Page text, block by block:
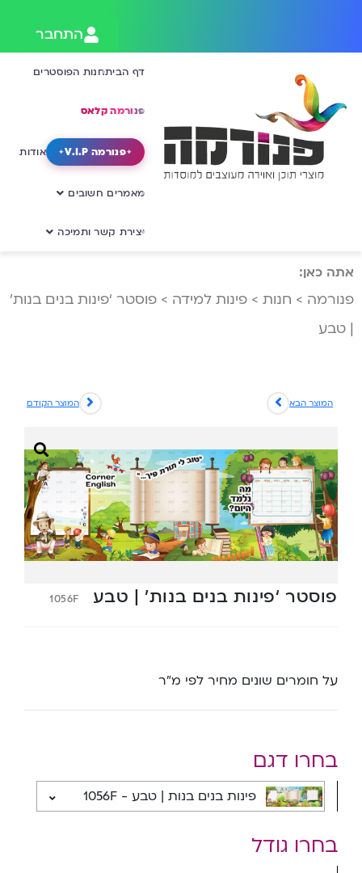
התחבר
דף הביתחנות הפוסטרים
פנורמה קלאס
פנורמה V.I.P אודות
מאמרים חשובים
יצירת קשר ותמיכה
אתה כאן:
פנורמה > חנות > פינות למידה > פוסטר ‘פינות בנים בנות’
| טבע
המוצר הקודם המוצר הבא
פוסטר ‘פינות בנים בנות’ | טבע 1056F
על חומרים שונים מחיר לפי מ”ר
בחרו דגם
בחרו גודל